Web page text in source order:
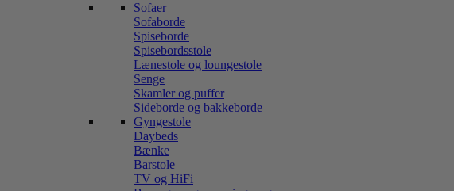
Sofaer
Sofaborde
Spiseborde
Spisebordsstole
Lænestole og loungestole
Senge
Skamler og puffer
Sideborde og bakkeborde
Gyngestole
Daybeds
Bænke
Barstole
TV og HiFi